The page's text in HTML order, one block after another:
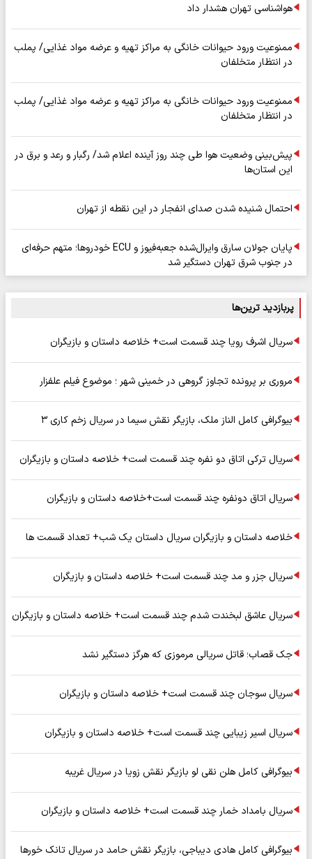
هواشناسی تهران هشدار داد
ممنوعیت ورود حیوانات خانگی به مراکز تهیه و عرضه مواد غذایی/ پملب
در انتظار متخلفان
ممنوعیت ورود حیوانات خانگی به مراکز تهیه و عرضه مواد غذایی/ پملب
در انتظار متخلفان
پیش‌بینی وضعیت هوا طی چند روز آینده اعلام شد/ رگبار و رعد و برق در
این استان‌ها
احتمال شنیده شدن صدای انفجار در این نقطه از تهران
پایان جولان سارق وایرال‌شده جعبه‌فیوز و ECU خودروها؛ متهم حرفه‌ای
در جنوب شرق تهران دستگیر شد
پربازدید ترین‌ها
سریال اشرف رویا چند قسمت است+ خلاصه داستان و بازیگران
مروری بر پرونده تجاوز گروهی در خمینی شهر ؛ موضوع فیلم علفزار
بیوگرافی کامل الناز ملک، بازیگر نقش سیما در سریال زخم کاری ۳
سریال ترکی اتاق دو نفره چند قسمت است+ خلاصه داستان و بازیگران
سریال اتاق دونفره چند قسمت است+خلاصه داستان و بازیگران
خلاصه داستان و بازیگران سریال داستان یک شب+ تعداد قسمت ها
سریال جزر و مد چند قسمت است+ خلاصه داستان و بازیگران
سریال عاشق لبخندت شدم چند قسمت است+ خلاصه داستان و بازیگران
جک قصاب؛ قاتل سریالی مرموزی که هرگز دستگیر نشد
سریال سوجان چند قسمت است+ خلاصه داستان و بازیگران
سریال اسیر زیبایی چند قسمت است+ خلاصه داستان و بازیگران
بیوگرافی کامل هلن نقی لو بازیگر نقش زویا در سریال غریبه
سریال بامداد خمار چند قسمت است+ خلاصه داستان و بازیگران
بیوگرافی کامل هادی دیباجی، بازیگر نقش حامد در سریال تانک خورها